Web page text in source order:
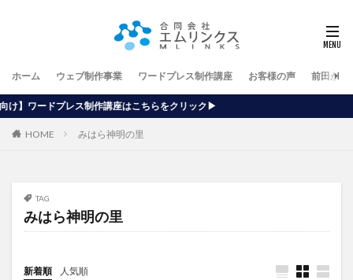
ホーム ウェブ制作事業 ワードプレス制作講座 お客様の声 前田が行
座はこちらをクリック▶
HOME みはら神明の里
TAG
みはら神明の里
新着順 人気順